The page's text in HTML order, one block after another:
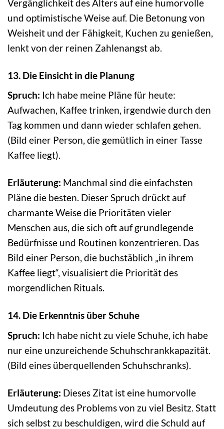
Vergänglichkeit des Alters auf eine humorvolle
und optimistische Weise auf. Die Betonung von
Weisheit und der Fähigkeit, Kuchen zu genießen,
lenkt von der reinen Zahlenangst ab.
13. Die Einsicht in die Planung
Spruch: Ich habe meine Pläne für heute:
Aufwachen, Kaffee trinken, irgendwie durch den
Tag kommen und dann wieder schlafen gehen.
(Bild einer Person, die gemütlich in einer Tasse
Kaffee liegt).
Erläuterung: Manchmal sind die einfachsten
Pläne die besten. Dieser Spruch drückt auf
charmante Weise die Prioritäten vieler
Menschen aus, die sich oft auf grundlegende
Bedürfnisse und Routinen konzentrieren. Das
Bild einer Person, die buchstäblich „in ihrem
Kaffee liegt“, visualisiert die Priorität des
morgendlichen Rituals.
14. Die Erkenntnis über Schuhe
Spruch: Ich habe nicht zu viele Schuhe, ich habe
nur eine unzureichende Schuhschrankkapazität.
(Bild eines überquellenden Schuhschranks).
Erläuterung: Dieses Zitat ist eine humorvolle
Umdeutung des Problems von zu viel Besitz. Statt
sich selbst zu beschuldigen, wird die Schuld auf